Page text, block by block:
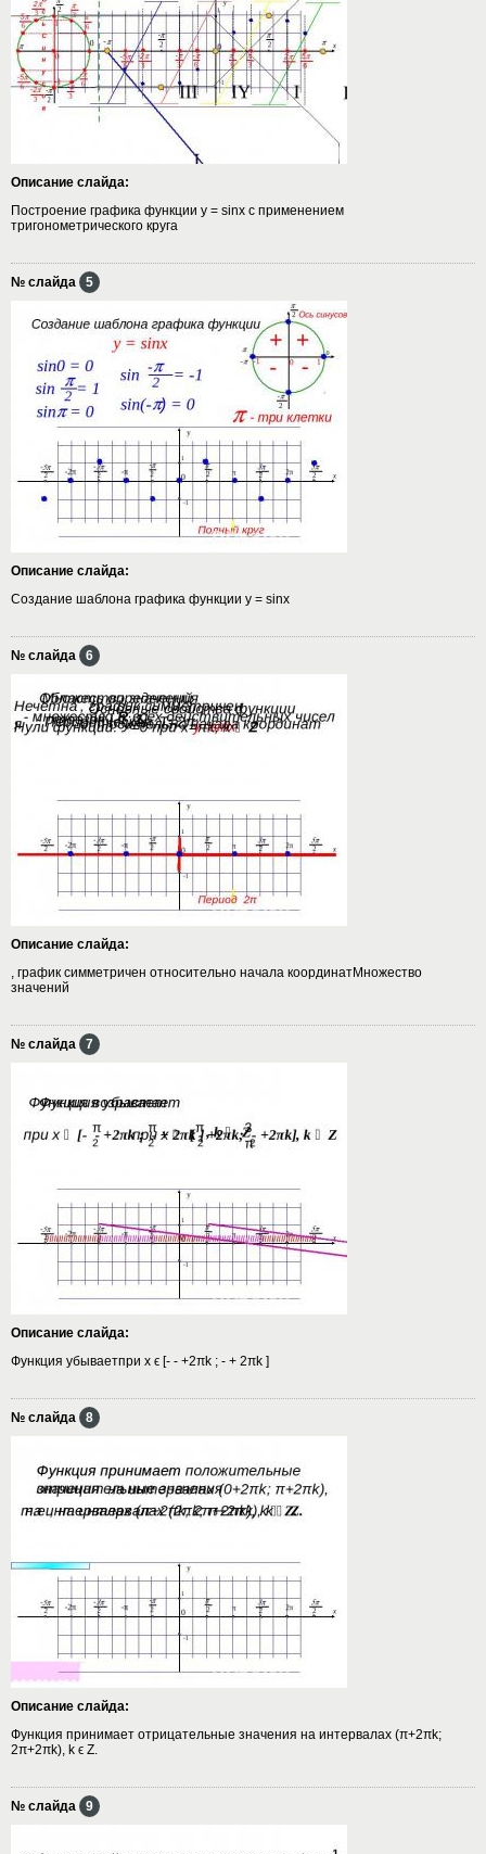
Описание слайда:
Построение графика функции y = sinx с применением
тригонометрического круга
№ слайда 5
Описание слайда:
Создание шаблона графика функции y = sinx
№ слайда 6
Описание слайда:
, график симметричен относительно начала координатМножество
значений
№ слайда 7
Описание слайда:
Функция убываетпри х ϵ [- - +2πk ; - + 2πk ]
№ слайда 8
Описание слайда:
Функция принимает отрицательные значения на интервалах (π+2πk;
2π+2πk), k ϵ Z.
№ слайда 9